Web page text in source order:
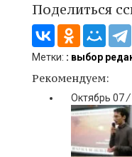
Поделиться
Метки: : выбор
Рекомендуем:
Октябрь 07/